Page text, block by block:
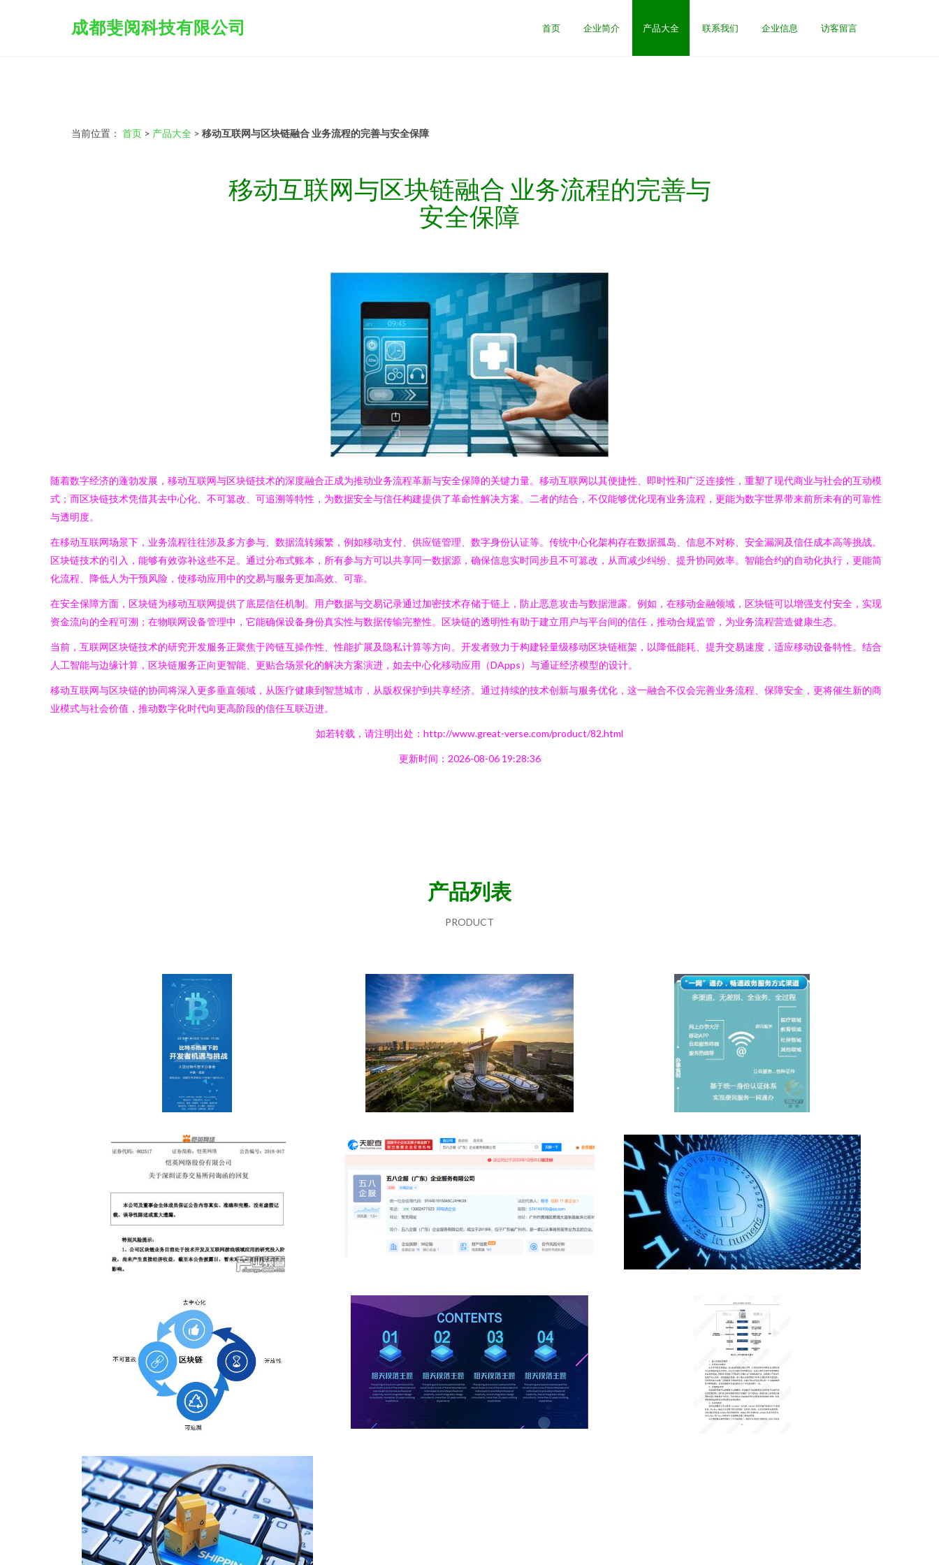
成都斐阅科技有限公司 首页 企业简介 产品大全 联系我们 企业信息 访客留言
当前位置： 首页 > 产品大全 > 移动互联网与区块链融合 业务流程的完善与安全保障
移动互联网与区块链融合 业务流程的完善与
安全保障
随着数字经济的蓬勃发展，移动互联网与区块链技术的深度融合正成为推动业务流程革新与安全保障的关键力量。移动互联网以其便捷性、即时性和广泛连接性，重塑了现代商业与社会的互动模
式；而区块链技术凭借其去中心化、不可篡改、可追溯等特性，为数据安全与信任构建提供了革命性解决方案。二者的结合，不仅能够优化现有业务流程，更能为数字世界带来前所未有的可靠性
与透明度。
在移动互联网场景下，业务流程往往涉及多方参与、数据流转频繁，例如移动支付、供应链管理、数字身份认证等。传统中心化架构存在数据孤岛、信息不对称、安全漏洞及信任成本高等挑战。
区块链技术的引入，能够有效弥补这些不足。通过分布式账本，所有参与方可以共享同一数据源，确保信息实时同步且不可篡改，从而减少纠纷、提升协同效率。智能合约的自动化执行，更能简
化流程、降低人为干预风险，使移动应用中的交易与服务更加高效、可靠。
在安全保障方面，区块链为移动互联网提供了底层信任机制。用户数据与交易记录通过加密技术存储于链上，防止恶意攻击与数据泄露。例如，在移动金融领域，区块链可以增强支付安全，实现
资金流向的全程可溯；在物联网设备管理中，它能确保设备身份真实性与数据传输完整性。区块链的透明性有助于建立用户与平台间的信任，推动合规监管，为业务流程营造健康生态。
当前，互联网区块链技术的研究开发服务正聚焦于跨链互操作性、性能扩展及隐私计算等方向。开发者致力于构建轻量级移动区块链框架，以降低能耗、提升交易速度，适应移动设备特性。结合
人工智能与边缘计算，区块链服务正向更智能、更贴合场景化的解决方案演进，如去中心化移动应用（DApps）与通证经济模型的设计。
移动互联网与区块链的协同将深入更多垂直领域，从医疗健康到智慧城市，从版权保护到共享经济。通过持续的技术创新与服务优化，这一融合不仅会完善业务流程、保障安全，更将催生新的商
业模式与社会价值，推动数字化时代向更高阶段的信任互联迈进。
如若转载，请注明出处：http://www.great-verse.com/product/82.html
更新时间：2026-08-06 19:28:36
产品列表
PRODUCT